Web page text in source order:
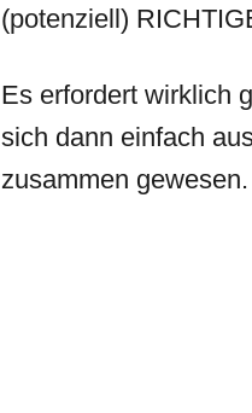
(potenziell)
Es erfordert wirklich
sich dann einfach
zusammen gewesen.